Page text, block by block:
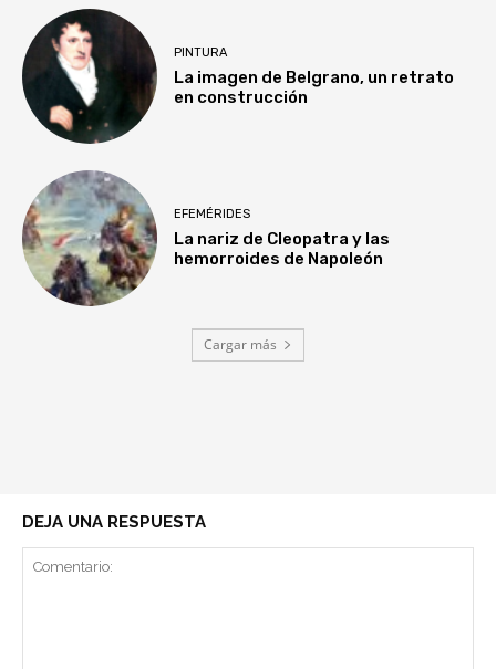
PINTURA
La imagen de Belgrano, un retrato
en construcción
EFEMÉRIDES
La nariz de Cleopatra y las
hemorroides de Napoleón
Cargar más
DEJA UNA RESPUESTA